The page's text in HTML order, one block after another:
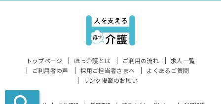
トップページ ほっ介護とは ご利用の流れ
求人一覧
ご利用者の声
採用ご担当者さまへ
よくあるご質問
リンク掲載のお願い